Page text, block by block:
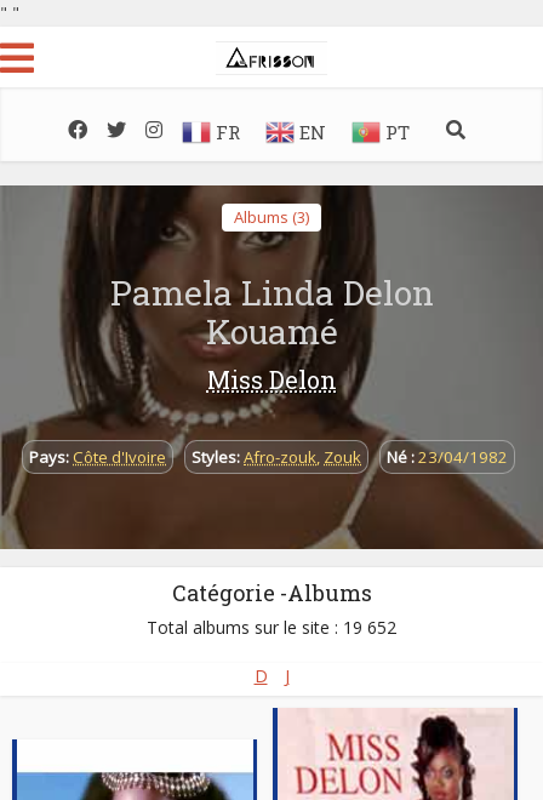
" "
FR EN PT
Albums (3)
Pamela Linda Delon
Kouamé
Miss Delon
Pays:Côte d'Ivoire Styles:Afro-zouk, Zouk Né :23/04/1982
Catégorie -Albums
Total albums sur le site : 19 652
D J